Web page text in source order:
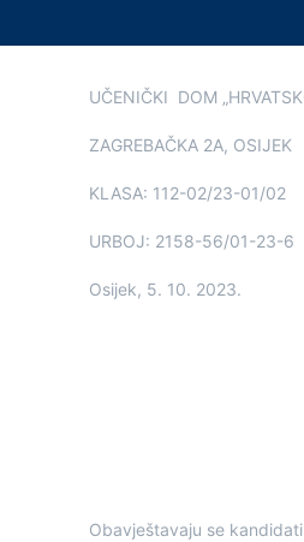
UČENIČKI DOM
ZAGREBAČKA 2A, OSIJEK
KLASA: 112-02/23-01/02
URBOJ: 2158-56/01-23-6
Osijek, 5. 10. 2023.
Obavještavaju se